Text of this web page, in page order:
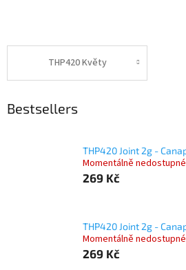
THP420 Květy
Bestsellers
THP420 Joint 2g -
Momentálně nedostupné
269 Kč
THP420 Joint 2g -
Momentálně nedostupné
269 Kč